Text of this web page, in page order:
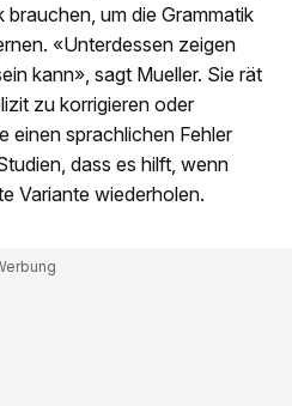
um die Grammatik
«Unterdessen zeigen
kann», sagt Mueller. Sie rät
zu korrigieren oder
einen sprachlichen Fehler
dass es hilft, wenn
Variante wiederholen.